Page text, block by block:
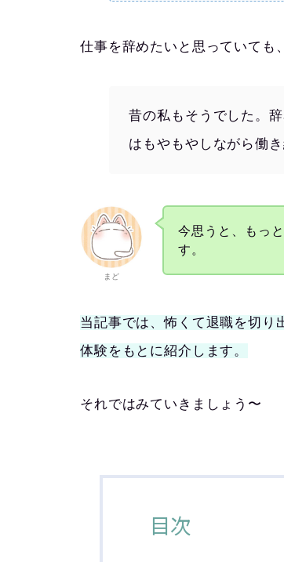
仕事を辞めたいと思っていても
昔の私もそうでした。
はもやもやしながら働き
まど
今思うと、もっ
す。
当記事では、怖くて退職を切り
体験をもとに紹介します。
それではみていきましょう〜
目次